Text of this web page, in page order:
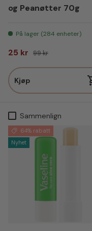
og Peanøtter 70g
På lager (284 enheter)
Salgspris
25 kr Vanlig pris
99 kr
Kjøp
Sammenlign
64% rabatt
Nyhet